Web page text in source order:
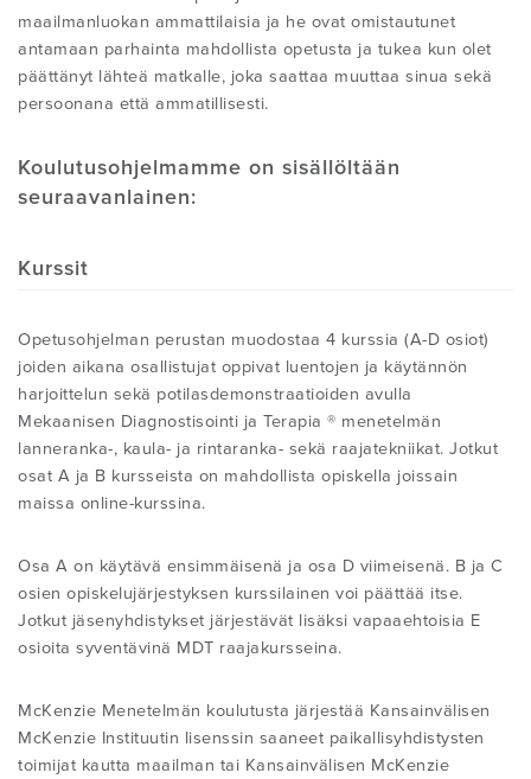
HYÖDYLLISIÄ LINKKEJÄ
maailmanluokan ammattilaisia ja he ovat omistautunet
antamaan parhainta mahdollista opetusta ja tukea kun olet
päättänyt lähteä matkalle, joka saattaa muuttaa sinua sekä
persoonana että ammatillisesti.
Koulutusohjelmamme on sisällöltään
seuraavanlainen:
Kurssit
Opetusohjelman perustan muodostaa 4 kurssia (A-D osiot)
joiden aikana osallistujat oppivat luentojen ja käytännön
harjoittelun sekä potilasdemonstraatioiden avulla
Mekaanisen Diagnostisointi ja Terapia ® menetelmän
lanneranka-, kaula- ja rintaranka- sekä raajatekniikat. Jotkut
osat A ja B kursseista on mahdollista opiskella joissain
maissa online-kurssina.
Osa A on käytävä ensimmäisenä ja osa D viimeisenä. B ja C
osien opiskelujärjestyksen kurssilainen voi päättää itse.
Jotkut jäsenyhdistykset järjestävät lisäksi vapaaehtoisia E
osioita syventävinä MDT raajakursseina.
McKenzie Menetelmän koulutusta järjestää Kansainvälisen
McKenzie Instituutin lisenssin saaneet paikallisyhdistysten
toimijat kautta maailman tai Kansainvälisen McKenzie